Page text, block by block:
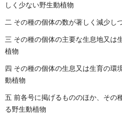
しく少ない野生動植物
二 その種の個体の数が著しく減少し
三 その種の個体の主要な生息地又は
植物
四 その種の個体の生息又は生育の環
動植物
五 前各号に掲げるもののほか、その
る野生動植物